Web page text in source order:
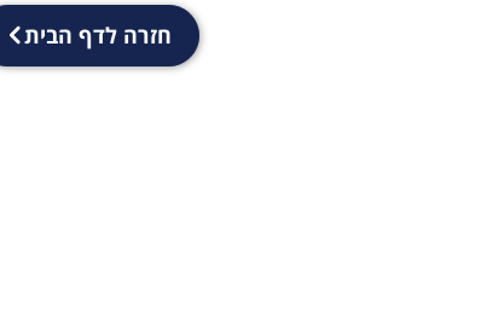
חזרה לדף הבית